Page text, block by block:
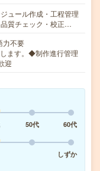
ュール作成・工程管理
品質チェック・校正…
力不要
ます。◆制作進行管理
迎
50代
60代
しずか